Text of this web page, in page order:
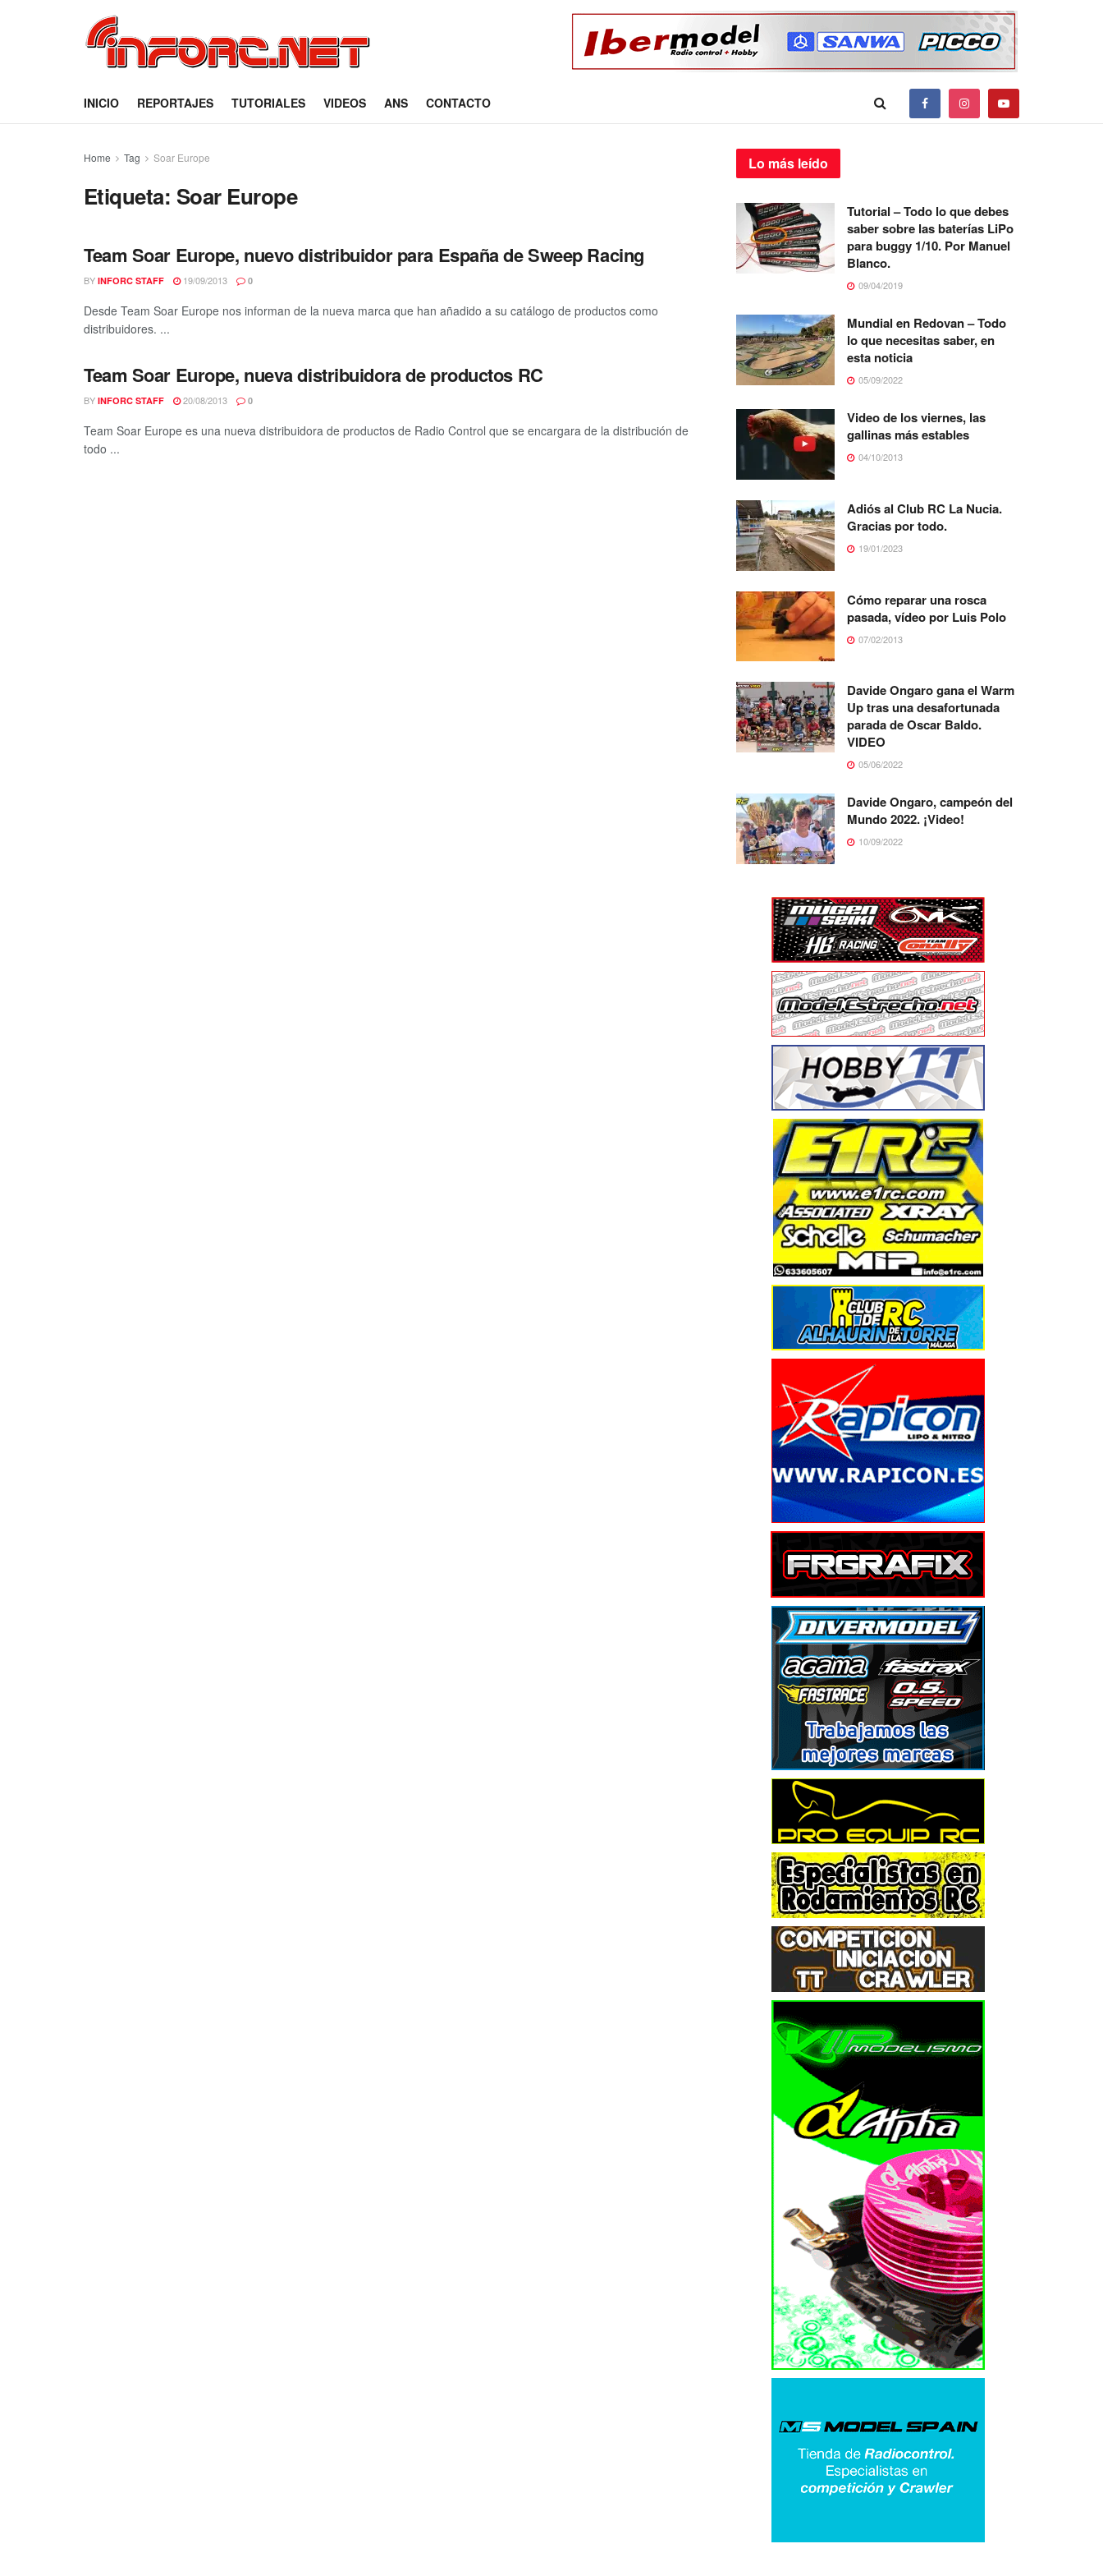
INICIO REPORTAJES TUTORIALES VIDEOS ANS CONTACTO
Home Tag Soar Europe
Etiqueta: Soar Europe
Team Soar Europe, nuevo distribuidor para España de Sweep Racing
BY INFORC STAFF 19/09/2013 0
Desde Team Soar Europe nos informan de la nueva marca que han añadido a su catálogo de productos como
distribuidores. ...
Team Soar Europe, nueva distribuidora de productos RC
BY INFORC STAFF 20/08/2013 0
Team Soar Europe es una nueva distribuidora de productos de Radio Control que se encargara de la distribución de
todo ...
Lo más leído
Tutorial – Todo lo que debes
saber sobre las baterías LiPo
para buggy 1/10. Por Manuel
Blanco.
09/04/2019
Mundial en Redovan – Todo
lo que necesitas saber, en
esta noticia
05/09/2022
Video de los viernes, las
gallinas más estables
04/10/2013
Adiós al Club RC La Nucia.
Gracias por todo.
19/01/2023
Cómo reparar una rosca
pasada, vídeo por Luis Polo
07/02/2013
Davide Ongaro gana el Warm
Up tras una desafortunada
parada de Oscar Baldo.
VIDEO
05/06/2022
Davide Ongaro, campeón del
Mundo 2022. ¡Video!
10/09/2022